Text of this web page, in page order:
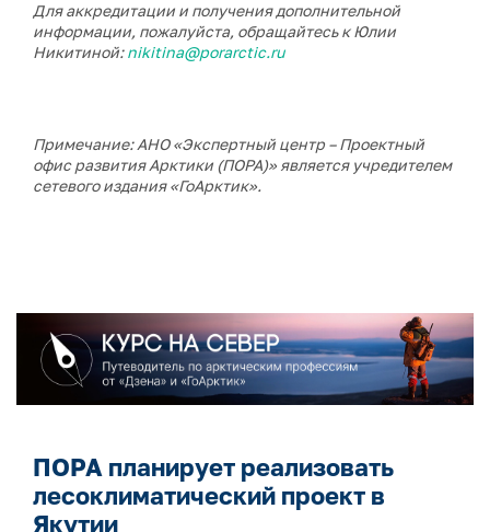
Для аккредитации и получения дополнительной
информации, пожалуйста, обращайтесь к Юлии
Никитиной:nikitina@porarctic.ru
Примечание: АНО «Экспертный центр – Проектный
офис развития Арктики (ПОРА)» является учредителем
сетевого издания «ГоАрктик».
ПОРА планирует реализовать
лесоклиматический проект в
Якутии